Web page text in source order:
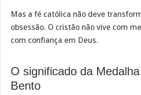
Mas a fé católica não deve
obsessão. O cristão não vive com
com confiança em Deus.
O significado da
Bento